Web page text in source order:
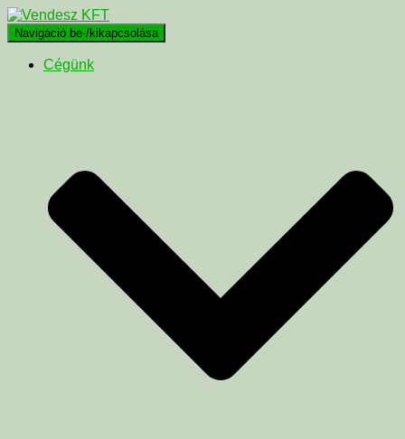
Navigáció be-/kikapcsolása
Cégünk